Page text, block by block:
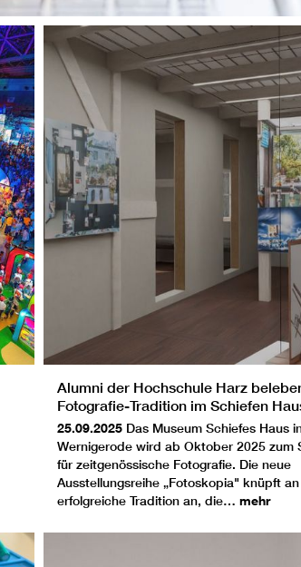
Alumni der Hochschule Harz
Fotografie-Tradition im Schiefen
25.09.2025 Das Museum Schiefes Haus
Wernigerode wird ab Oktober 2025 zum
für zeitgenössische Fotografie. Die neue
Ausstellungsreihe „Fotoskopia" knüpft
erfolgreiche Tradition an, die… mehr